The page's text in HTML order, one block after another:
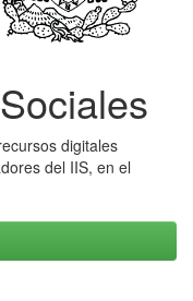
digitales
del IIS, en el